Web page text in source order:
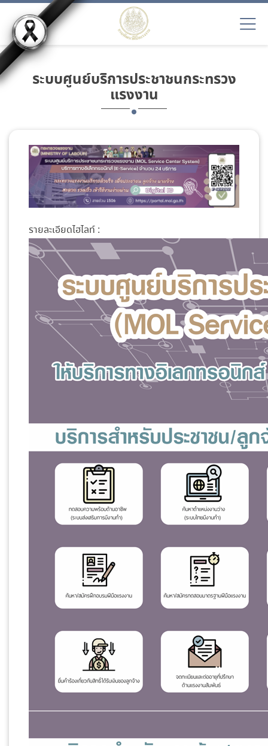
ระบบศูนย์บริการประชาชนกระทรวง
แรงงาน
รายละเอียดไฮไลท์ :